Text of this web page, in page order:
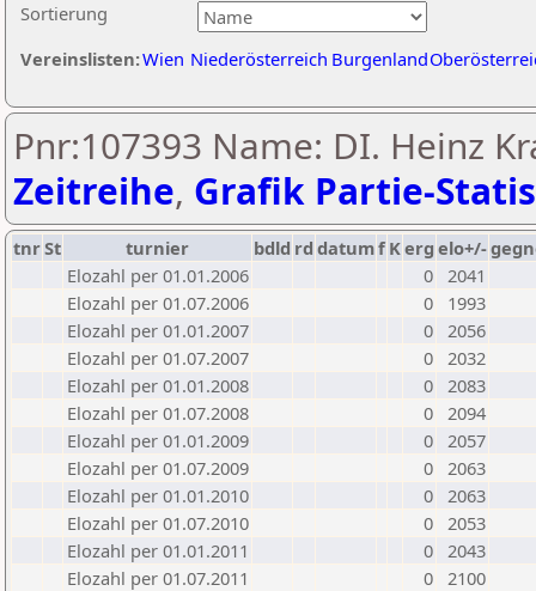
Sortierung
Vereinslisten:Wien Niederösterreich Burgenland
Pnr:107393 Name: DI. Heinz
Zeitreihe, Grafik Partie-
tnrSt turnier bdld rd datumf Kerg elo+/-
Elozahl per 01.01.2006
0 2041
Elozahl per 01.07.2006
0
1993
Elozahl per 01.01.2007
0 2056
Elozahl per 01.07.2007
0 2032
Elozahl per 01.01.2008
0 2083
Elozahl per 01.07.2008
0 2094
Elozahl per 01.01.2009
0 2057
Elozahl per 01.07.2009
0 2063
Elozahl per 01.01.2010
0 2063
Elozahl per 01.07.2010
0 2053
Elozahl per 01.01.2011
0 2043
Elozahl per 01.07.2011
0 2100